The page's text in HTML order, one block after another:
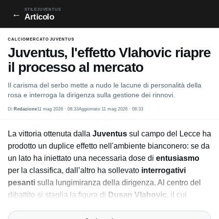
← STILEJUVENTUS
Articolo
CALCIOMERCATO JUVENTUS
Juventus, l'effetto Vlahovic riapre
il processo al mercato
Il carisma del serbo mette a nudo le lacune di personalità della
rosa e interroga la dirigenza sulla gestione dei rinnovi.
Di Redazione11 mag 2026 · 08:33Aggiornato 11 mag 2026 · 08:33
La vittoria ottenuta dalla Juventus sul campo del Lecce ha
prodotto un duplice effetto nell'ambiente bianconero: se da
un lato ha iniettato una necessaria dose di entusiasmo
per la classifica, dall’altro ha sollevato interrogativi
pesanti sulla lungimiranza della dirigenza. Al centro del
dibattito si staglia la figura di Dusan Vlahovic, il cui